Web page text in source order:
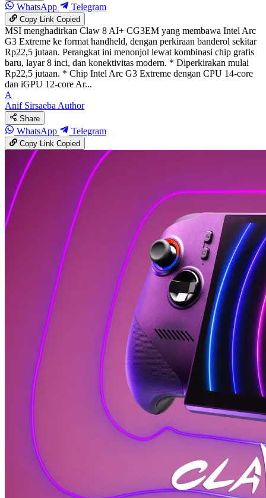
WhatsApp Telegram
Copy LinkCopied
MSI menghadirkan Claw 8 AI+ CG3EM yang membawa Intel Arc
G3 Extreme ke format handheld, dengan perkiraan banderol sekitar
Rp22,5 jutaan. Perangkat ini menonjol lewat kombinasi chip grafis
baru, layar 8 inci, dan konektivitas modern. * Diperkirakan mulai
Rp22,5 jutaan. * Chip Intel Arc G3 Extreme dengan CPU 14-core
dan iGPU 12-core Ar...
A
Anif SirsaebaAuthor
Share
WhatsApp Telegram
Copy LinkCopied